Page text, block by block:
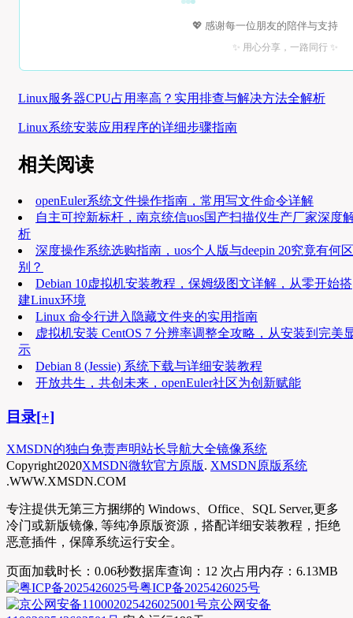
💖 感谢每一位朋友的陪伴与支持
✨ 用心分享，一路同行 ✨
Linux服务器CPU占用率高？实用排查与解决方法全解析
Linux系统安装应用程序的详细步骤指南
相关阅读
openEuler系统文件操作指南，常用写文件命令详解
自主可控新标杆，南京统信uos国产扫描仪生产厂家深度
析
深度操作系统选购指南，uos个人版与deepin 20究竟有何区
别？
Debian 10虚拟机安装教程，保姆级图文详解，从零开始搭
建Linux环境
Linux 命令行进入隐藏文件夹的实用指南
虚拟机安装 CentOS 7 分辨率调整全攻略，从安装到完美
示
Debian 8 (Jessie) 系统下载与详细安装教程
开放共生，共创未来，openEuler社区为创新赋能
目录[+]
XMSDN的独白免责声明站长导航大全镜像系统
Copyright2020XMSDN微软官方原版. XMSDN原版系统
.WWW.XMSDN.COM
专注提供无第三方捆绑的 Windows、Office、SQL Server,更多
冷门或新版镜像, 等纯净原版资源，搭配详细安装教程，拒绝
恶意插件，保障系统运行安全。
页面加载时长：0.06秒数据库查询：12 次占用内存：6.13MB
粤ICP备2025426025号
京公网安备